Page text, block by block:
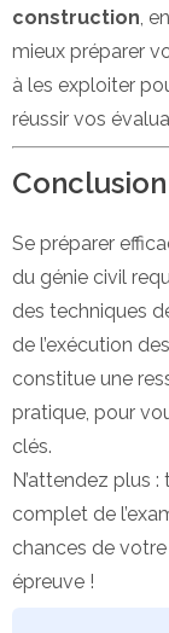
construction, en
mieux préparer
à les exploiter
réussir vos
Conclusion
Se préparer
du génie civil
des techniques
de l’exécution
constitue une
pratique, pour
clés.
N’attendez plus
complet de
chances de
épreuve !